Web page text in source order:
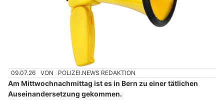
09.07.26 VON POLIZEI.NEWS REDAKTION
Am Mittwochnachmittag ist es in Bern zu einer tätlichen
Auseinandersetzung gekommen.